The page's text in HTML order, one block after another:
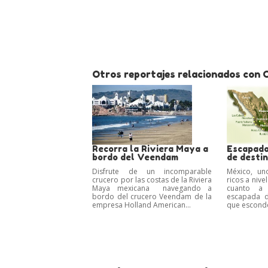
Otros reportajes relacionados
Recorra la Riviera Maya a
bordo del Veendam
Disfrute de un incomparable
crucero por las costas de la Riviera
Maya mexicana navegando a
bordo del crucero Veendam de la
empresa Holland American...
de
México,
ricos a
cuanto a
escapada
que